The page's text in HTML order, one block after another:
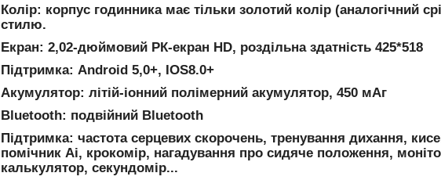
Колір: корпус годинника має тільки золотий колір (аналогічний
стилю.
Екран: 2,02-дюймовий РК-екран HD, роздільна здатність 425*518
Підтримка: Android 5,0+, IOS8.0+
Акумулятор: літій-іонний полімерний акумулятор, 450 мАг
Bluetooth: подвійний Bluetooth
Підтримка: частота серцевих скорочень, тренування дихання,
помічник Ai, крокомір, нагадування про сидяче положення,
калькулятор, секундомір...